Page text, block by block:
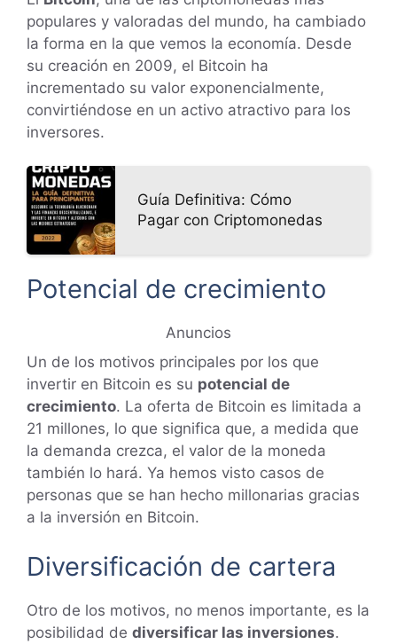
populares y valoradas del mundo, ha cambiado
la forma en la que vemos la economía. Desde
su creación en 2009, el Bitcoin ha
incrementado su valor exponencialmente,
convirtiéndose en un activo atractivo para los
inversores.
Guía Definitiva: Cómo
Pagar con Criptomonedas
Potencial de crecimiento
Anuncios
Un de los motivos principales por los que
invertir en Bitcoin es su potencial de
crecimiento. La oferta de Bitcoin es limitada a
21 millones, lo que significa que, a medida que
la demanda crezca, el valor de la moneda
también lo hará. Ya hemos visto casos de
personas que se han hecho millonarias gracias
a la inversión en Bitcoin.
Diversificación de cartera
Otro de los motivos, no menos importante, es la
posibilidad de diversificar las inversiones.